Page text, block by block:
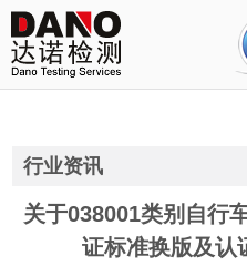
首页
关于我们
公司动态
成功案例
行业资讯
关于038001类别自行
证标准换版及认